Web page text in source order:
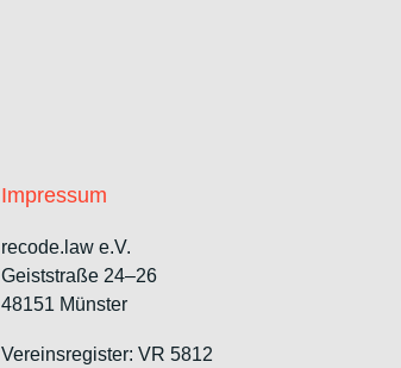
Impressum
recode.law e.V.
Geiststraße 24–26
48151 Münster
Vereinsregister: VR 5812